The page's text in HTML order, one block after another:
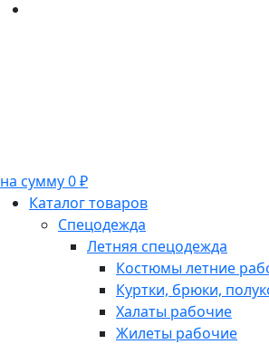
на сумму 0 ₽
Каталог товаров
Спецодежда
Летняя спецодежда
Костюмы летние
Куртки, брюки,
Халаты рабочие
Жилеты рабочие